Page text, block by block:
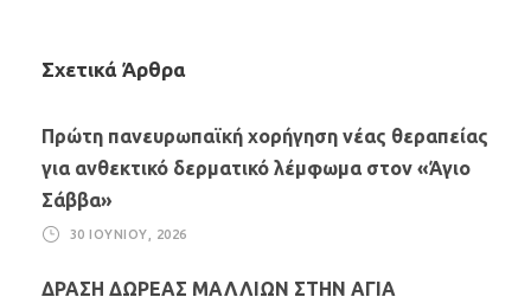
Σχετικά Άρθρα
Πρώτη πανευρωπαϊκή χορήγηση νέας θεραπείας
για ανθεκτικό δερματικό λέμφωμα στον «Άγιο
Σάββα»
30 ΙΟΥΝΊΟΥ, 2026
ΔΡΑΣΗ ΔΩΡΕΑΣ ΜΑΛΛΙΩΝ ΣΤΗΝ ΑΓΙΑ